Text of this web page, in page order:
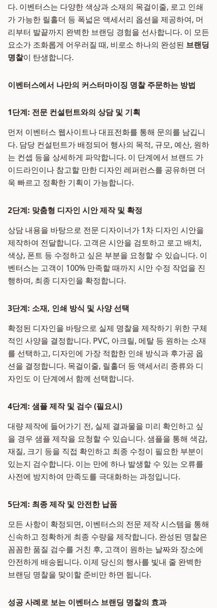
다. 이벤터스는 다양한 색상과 소재의 목걸이줄, 로고 인쇄
가 가능한 릴홀더 등 폭넓은 액세서리 옵션을 제공하여, 머
리부터 발끝까지 완벽한 브랜딩 경험을 선사합니다. 이 모든
요소가 조화롭게 어우러질 때, 비로소 하나의 완성된 브랜딩
명찰이 탄생합니다.
이벤터스에서 나만의 커스터마이징 명찰 주문하는 방법
1단계: 전문 컨설턴트와의 상담 및 기획
먼저 이벤터스 웹사이트나 대표전화를 통해 문의를 남깁니
다. 담당 컨설턴트가 배정되어 행사의 목적, 규모, 예산, 원하
는 컨셉 등을 상세하게 파악합니다. 이 단계에서 브랜드 가
이드라인이나 참고할 만한 디자인 레퍼런스를 공유하면 더
욱 빠르고 정확한 기획이 가능합니다.
2단계: 맞춤형 디자인 시안 제작 및 확정
상담 내용을 바탕으로 전문 디자이너가 1차 디자인 시안을
제작하여 전달합니다. 고객은 시안을 검토하고 로고 배치,
색상, 폰트 등 수정하고 싶은 부분을 요청할 수 있습니다. 이
벤터스는 고객이 100% 만족할 때까지 시안 수정 작업을 진
행하며, 최종 디자인을 확정합니다.
3단계: 소재, 인쇄 방식 및 사양 선택
확정된 디자인을 바탕으로 실제 명찰을 제작하기 위한 구체
적인 사양을 결정합니다. PVC, 아크릴, 메탈 등 원하는 소재
를 선택하고, 디자인에 가장 적합한 인쇄 방식과 후가공 옵
션을 결정합니다. 목걸이줄, 릴홀더 등 액세서리 종류와 디
자인도 이 단계에서 함께 선택합니다.
4단계: 샘플 제작 및 검수 (필요시)
대량 제작에 들어가기 전, 실제 결과물을 미리 확인하고 싶
을 경우 샘플 제작을 요청할 수 있습니다. 샘플을 통해 색감,
재질, 크기 등을 직접 확인하고 최종 수정이 필요한 부분이
있는지 검수합니다. 이는 만에 하나 발생할 수 있는 오류를
사전에 방지하여 만족도를 극대화하는 과정입니다.
5단계: 최종 제작 및 안전한 납품
모든 사항이 확정되면, 이벤터스의 전문 제작 시스템을 통해
신속하고 정확하게 최종 수량을 제작합니다. 완성된 명찰은
꼼꼼한 품질 검수를 거친 후, 고객이 원하는 날짜와 장소에
안전하게 배송됩니다. 이제 당신의 행사를 빛내 줄 완벽한
브랜딩 명찰을 맞이할 준비만 하면 됩니다.
성공 사례로 보는 이벤터스 브랜딩 명찰의 효과